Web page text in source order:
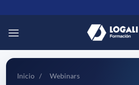
al
contenido
Inicio / Webinars